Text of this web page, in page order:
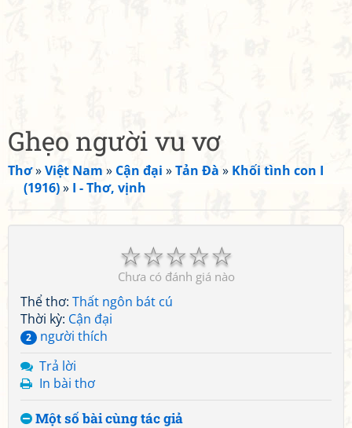
Ghẹo người vu vơ
Thơ»Việt Nam » Cận đại »Tản Đà » Khối tình con I
(1916)» I - Thơ, vịnh
☆
☆
☆
☆
☆
Chưa có đánh giá nào
Thể thơ: Thất ngôn bát cú
Thời kỳ: Cận đại
2
người thích
Trả lời
In bài thơ
Một số bài cùng tác giả